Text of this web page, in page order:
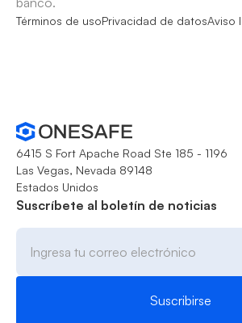
Términos de usoPrivacidad de datosAviso
6415 S Fort Apache Road Ste 185 - 1196
Las Vegas, Nevada 89148
Estados Unidos
Suscríbete al boletín de noticias